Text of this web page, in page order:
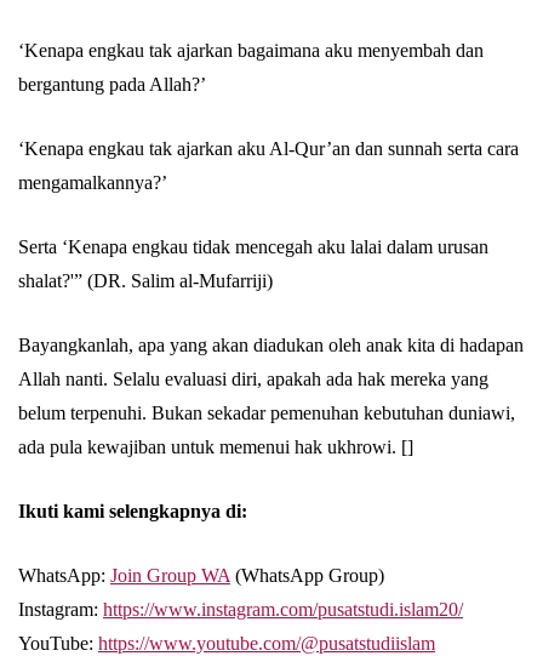
‘Kenapa engkau tak ajarkan bagaimana aku menyembah dan
bergantung pada Allah?’
‘Kenapa engkau tak ajarkan aku Al-Qur’an dan sunnah serta cara
mengamalkannya?’
Serta ‘Kenapa engkau tidak mencegah aku lalai dalam urusan
shalat?'” (DR. Salim al-Mufarriji)
Bayangkanlah, apa yang akan diadukan oleh anak kita di hadapan
Allah nanti. Selalu evaluasi diri, apakah ada hak mereka yang
belum terpenuhi. Bukan sekadar pemenuhan kebutuhan duniawi,
ada pula kewajiban untuk memenui hak ukhrowi. []
Ikuti kami selengkapnya di:
WhatsApp: Join Group WA (WhatsApp Group)
Instagram: https://www.instagram.com/pusatstudi.islam20/
YouTube: https://www.youtube.com/@pusatstudiislam